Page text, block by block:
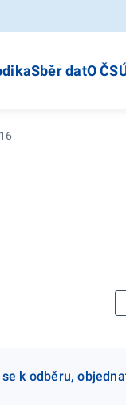
Sběr datO
k odběru,